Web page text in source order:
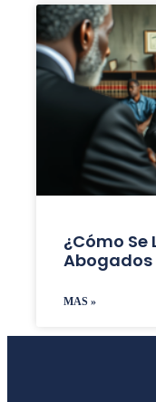
¿Cómo Se
Abogados
MAS »